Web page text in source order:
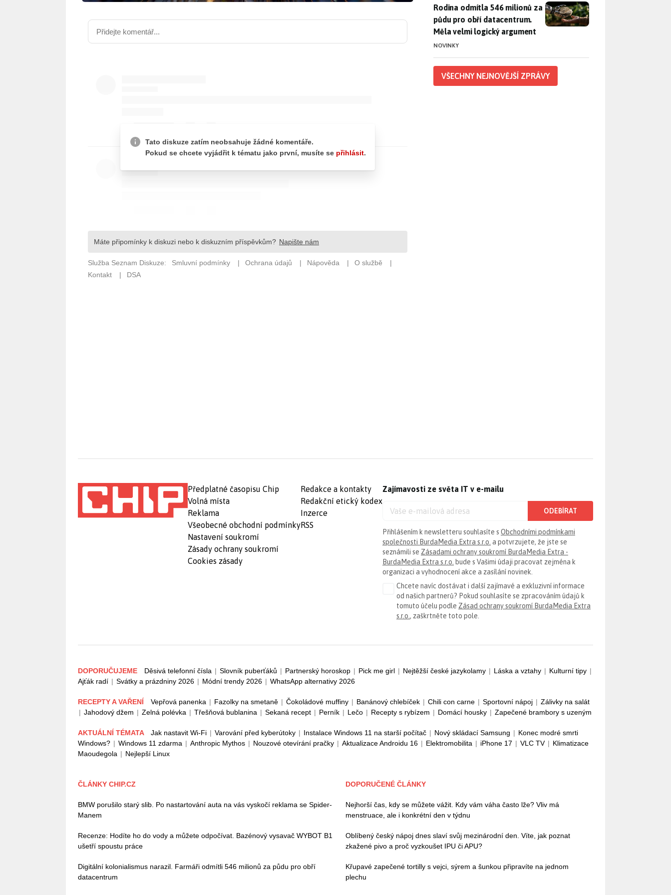
Rodina odmítla 546 milionů za půdu pro obří datacentrum. Měla
Rodina odmítla 546 milionů za
půdu pro obří datacentrum.
Měla velmi logický argument
NOVINKY
VŠECHNY NEJNOVĚJŠÍ ZPRÁVY
Předplatné časopisu Chip
Volná místa
Reklama
Všeobecné obchodní podmínky
Nastavení soukromí
Zásady ochrany soukromí
Cookies zásady
Redakce a kontakty
Redakční etický kodex
Inzerce
RSS
Zajímavosti ze světa IT v e-mailu
ODEBÍRAT
Přihlášením k newsletteru souhlasíte s Obchodními podmínkami
společnosti BurdaMedia Extra s.r.o. a potvrzujete, že jste se
seznámili se Zásadami ochrany soukromí BurdaMedia Extra -
BurdaMedia Extra s.r.o. bude s Vašimi údaji pracovat zejména k
organizaci a vyhodnocení akce a zasílání novinek.
Chcete navíc dostávat i další zajímavé a exkluzivní informace
od našich partnerů? Pokud souhlasíte se zpracováním údajů k
tomuto účelu podle Zásad ochrany soukromí BurdaMedia Extra
s.r.o. , zaškrtněte toto pole.
DOPORUČUJEME Děsivá telefonní čísla | Slovník puberťáků | Partnerský horoskop | Pick me girl | Nejtěžší české jazykolamy | Láska a vztahy | Kulturní tipy |
Ajťák radí | Svátky a prázdniny 2026 | Módní trendy 2026 | WhatsApp alternativy 2026
RECEPTY A VAŘENÍ Vepřová panenka | Fazolky na smetaně | Čokoládové muffiny | Banánový chlebíček | Chili con carne | Sportovní nápoj | Zálivky na salát
| Jahodový džem | Zelná polévka | Třešňová bublanina | Sekaná recept | Perník | Lečo | Recepty s rybízem | Domácí housky | Zapečené brambory s uzeným
AKTUÁLNÍ TÉMATA Jak nastavit Wi-Fi | Varování před kyberútoky | Instalace Windows 11 na starší počítač | Nový skládací Samsung | Konec modré smrti
Windows? | Windows 11 zdarma | Anthropic Mythos | Nouzové otevírání pračky | Aktualizace Androidu 16 | Elektromobilita | iPhone 17 | VLC TV | Klimatizace
Maoudegola | Nejlepší Linux
ČLÁNKY CHIP.CZ
BMW porušilo starý slib. Po nastartování auta na vás vyskočí reklama se Spider-
Manem
Recenze: Hodíte ho do vody a můžete odpočívat. Bazénový vysavač WYBOT B1
ušetří spoustu práce
Digitální kolonialismus narazil. Farmáři odmítli 546 milionů za půdu pro obří
datacentrum
DOPORUČENÉ ČLÁNKY
Nejhorší čas, kdy se můžete vážit. Kdy vám váha často lže? Vliv má
menstruace, ale i konkrétní den v týdnu
Oblíbený český nápoj dnes slaví svůj mezinárodní den. Víte, jak poznat
zkažené pivo a proč vyzkoušet IPU či APU?
Křupavé zapečené tortilly s vejci, sýrem a šunkou připravíte na jednom
plechu